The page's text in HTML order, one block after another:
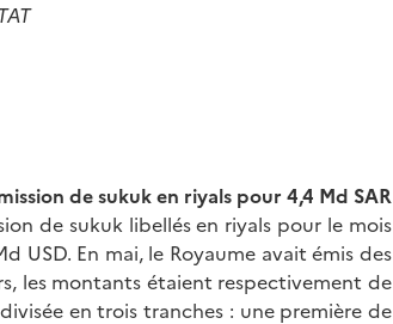
de sukuk en riyals pour 4,4 Md SAR
de sukuk libellés en riyals pour le mois
USD. En mai, le Royaume avait émis des
les montants étaient respectivement de
en trois tranches : une première de